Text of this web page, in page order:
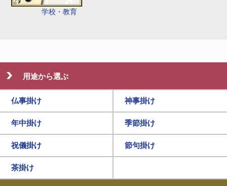
学校・教育
用途から選ぶ
仏事掛け 神事掛け
年中掛け 季節掛け
祝儀掛け 節句掛け
茶掛け